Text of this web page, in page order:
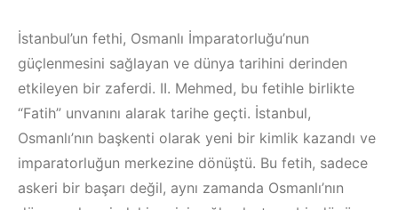
İstanbul’un fethi, Osmanlı İmparatorluğu’nun
güçlenmesini sağlayan ve dünya tarihini derinden
etkileyen bir zaferdi. II. Mehmed, bu fetihle birlikte
“Fatih” unvanını alarak tarihe geçti. İstanbul,
Osmanlı’nın başkenti olarak yeni bir kimlik kazandı ve
imparatorluğun merkezine dönüştü. Bu fetih, sadece
askeri bir başarı değil, aynı zamanda Osmanlı’nın